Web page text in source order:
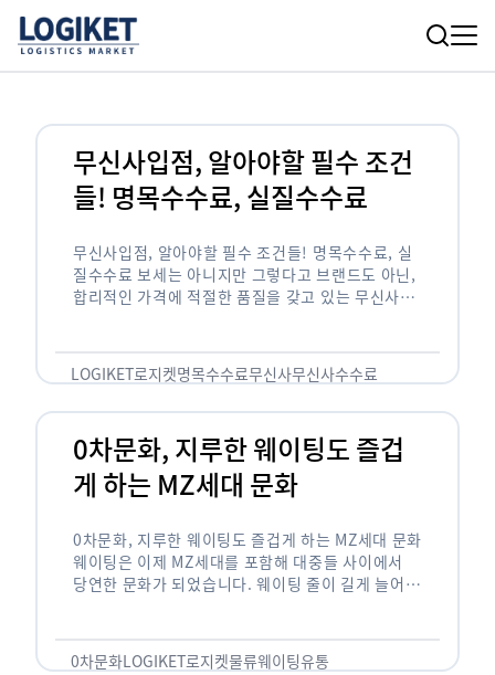
무신사입점, 알아야할 필수 조건
들! 명목수수료, 실질수수료
무신사입점, 알아야할 필수 조건들! 명목수수료, 실
질수수료 보세는 아니지만 그렇다고 브랜드도 아닌,
합리적인 가격에 적절한 품질을 갖고 있는 무신사!
LOGIKET로지켓명목수수료무신사무신사수수료
0차문화, 지루한 웨이팅도 즐겁
게 하는 MZ세대 문화
0차문화, 지루한 웨이팅도 즐겁게 하는 MZ세대 문화
웨이팅은 이제 MZ세대를 포함해 대중들 사이에서
당연한 문화가 되었습니다. 웨이팅 줄이 길게 늘어서
0차문화LOGIKET로지켓물류웨이팅유통